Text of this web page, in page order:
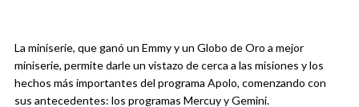
La miniserie, que ganó un Emmy y un Globo de Oro a mejor
miniserie, permite darle un vistazo de cerca a las misiones y los
hechos más importantes del programa Apolo, comenzando con
sus antecedentes: los programas Mercuy y Gemini.